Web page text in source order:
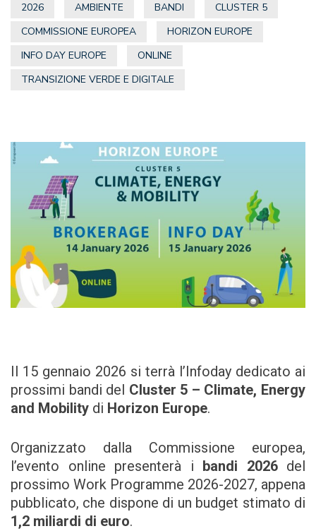
2026
AMBIENTE BANDI
CLUSTER 5
COMMISSIONE EUROPEA
HORIZON EUROPE
INFO DAY EUROPE
ONLINE
TRANSIZIONE VERDE E DIGITALE
Il 15 gennaio 2026 si terrà l’Infoday dedicato ai
prossimi bandi del Cluster 5 – Climate, Energy
and Mobility di Horizon Europe.
Organizzato dalla Commissione europea,
l’evento online presenterà i bandi 2026del
prossimo Work Programme 2026-2027, appena
pubblicato, che dispone di un budget stimato di
1,2 miliardi di euro.